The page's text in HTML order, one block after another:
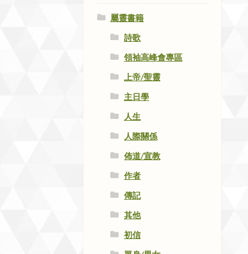
屬靈書籍
詩歌
領袖高峰會專區
上帝/聖靈
主日學
人生
人際關係
佈道/宣教
作者
傳記
其他
初信